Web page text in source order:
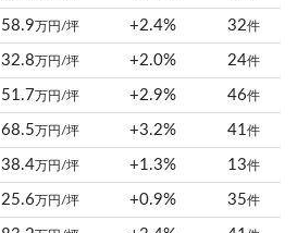
58.9万円/坪 +2.4% 32件
32.8万円/坪 +2.0% 24件
51.7万円/坪 +2.9% 46件
68.5万円/坪 +3.2% 41 件
38.4万円/坪 +1.3% 13件
25.6万円/坪 +0.9% 35件